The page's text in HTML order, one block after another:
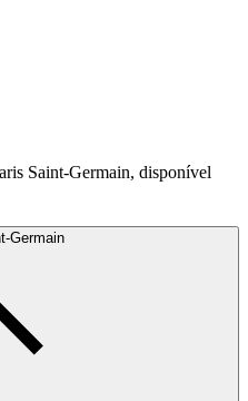
Saint-Germain, disponível
Germain